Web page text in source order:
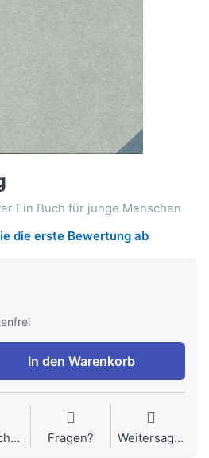
Ein Buch für junge Menschen
die erste Bewertung ab
In den Warenkorb
Vergleichen Fragen? Weitersagen